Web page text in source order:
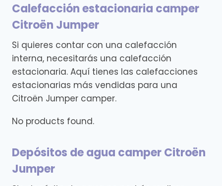
Calefacción estacionaria camper
Citroën Jumper
Si quieres contar con una calefacción
interna, necesitarás una calefacción
estacionaria. Aquí tienes las calefacciones
estacionarias más vendidas para una
Citroën Jumper camper.
No products found.
Depósitos de agua camper Citroën
Jumper